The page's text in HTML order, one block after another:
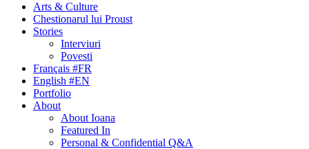
Arts & Culture
Chestionarul lui Proust
Stories
Interviuri
Povesti
Français #FR
English #EN
Portfolio
About
About Ioana
Featured In
Personal & Confidential Q&A